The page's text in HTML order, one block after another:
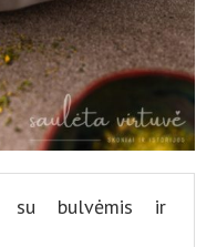
su bulvėmis ir